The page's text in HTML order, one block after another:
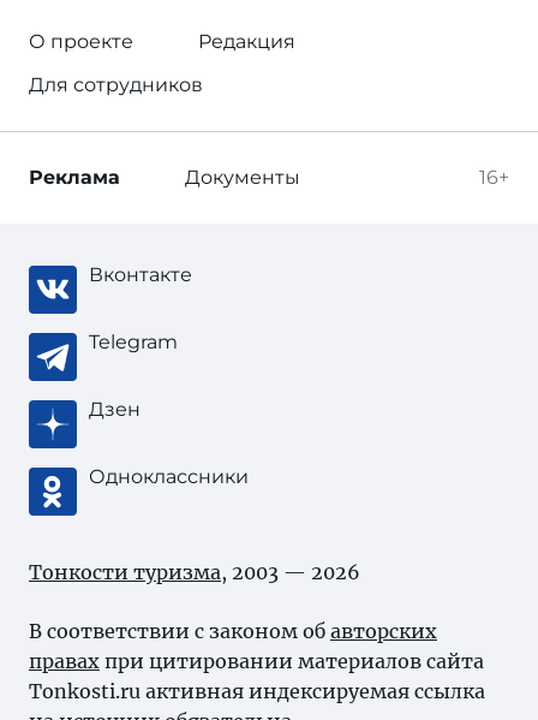
О проекте
Редакция
Для сотрудников
16+
Реклама Документы
Вконтакте
Telegram
Дзен
Одноклассники
Тонкости туризма, 2003 — 2026
В соответствии с законом об авторских
правах при цитировании материалов сайта
Tonkosti.ru активная индексируемая ссылка